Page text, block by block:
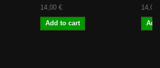
14,00 €
Add to cart
14,00